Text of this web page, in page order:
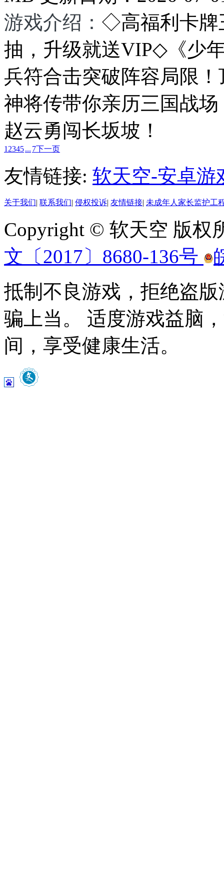
游戏介绍： ◇高福利卡
抽，升级就送VIP◇《少
兵符合击突破阵容局限
神将传带你亲历三国战
赵云勇闯长坂坡！
1 2345... 7下一页
友情链接: 软天空-安卓游
关于我们| 联系我们| 侵权投诉| 友情链接| 未成年人家长监护工
Copyright © 软天空 版权
文〔2017〕8680-136号
抵制不良游戏，拒绝盗
骗上当。 适度游戏益脑
间，享受健康生活。